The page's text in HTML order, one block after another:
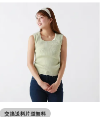
交換送料片道無料